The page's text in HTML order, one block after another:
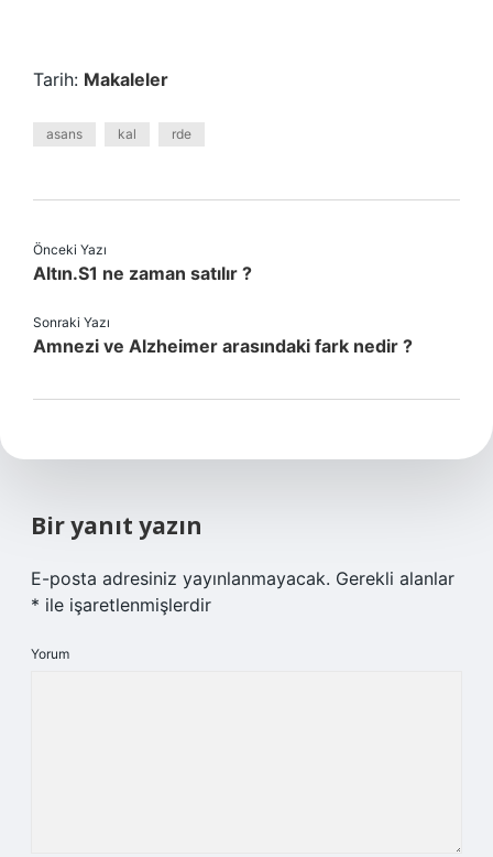
Tarih: Makaleler
asans kal rde
Önceki Yazı
Altın.S1 ne zaman satılır ?
Sonraki Yazı
Amnezi ve Alzheimer arasındaki fark nedir ?
Bir yanıt yazın
E-posta adresiniz yayınlanmayacak. Gerekli alanlar
* ile işaretlenmişlerdir
Yorum